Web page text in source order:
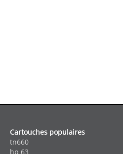
Cartouches populaires
tn660
hp 63